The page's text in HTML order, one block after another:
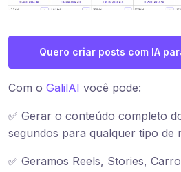
Quero criar posts com IA
Com o GalilAI você pode:
✅ Gerar o conteúdo completo
segundos para qualquer tipo de
✅ Geramos Reels, Stories,